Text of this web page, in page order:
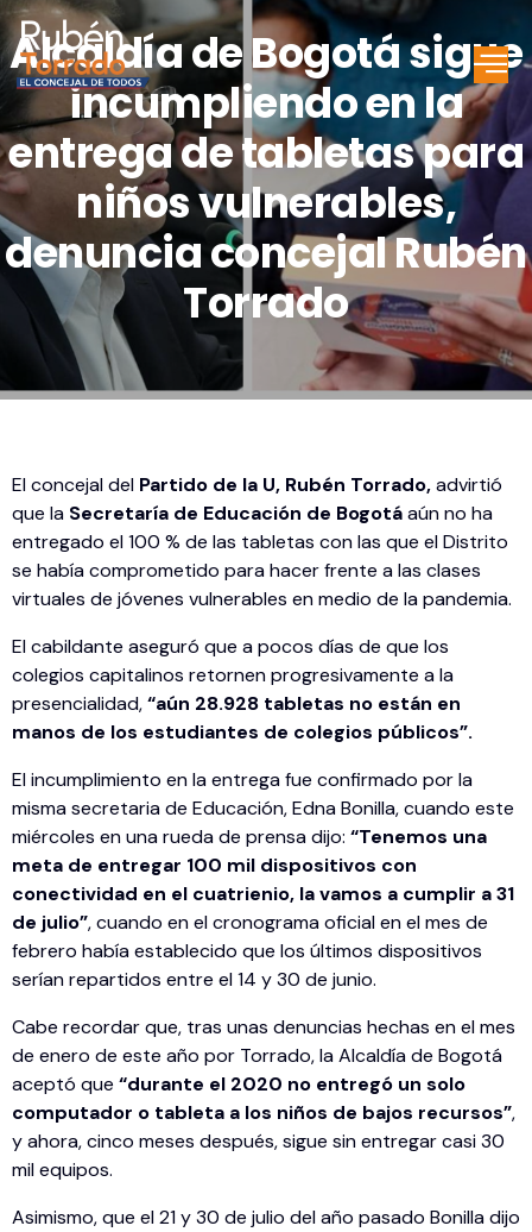
Alcaldía de Bogotá sigue
incumpliendo en la
entrega de tabletas para
niños vulnerables,
denuncia concejal Rubén
Torrado
El concejal del Partido de la U, Rubén Torrado,advirtió
que la Secretaría de Educación de Bogotáaún no ha
entregado el 100 % de las tabletas con las que el Distrito
se había comprometido para hacer frente a las clases
virtuales de jóvenes vulnerables en medio de la pandemia.
El cabildante aseguró que a pocos días de que los
colegios capitalinos retornen progresivamente a la
presencialidad,“aún 28.928 tabletas no están en
manos de los estudiantes de colegios públicos”.
El incumplimiento en la entrega fue confirmado por la
misma secretaria de Educación, Edna Bonilla, cuando este
miércoles en una rueda de prensa dijo: “Tenemos una
meta de entregar 100 mil dispositivos con
conectividad en el cuatrienio, la vamos a cumplir a 31
de julio”, cuando en el cronograma oficial en el mes de
febrero había establecido que los últimos dispositivos
serían repartidos entre el 14 y 30 de junio.
Cabe recordar que, tras unas denuncias hechas en el mes
de enero de este año por Torrado, la Alcaldía de Bogotá
aceptó que “durante el 2020 no entregó un solo
computador o tableta a los niños de bajos recursos”,
y ahora, cinco meses después, sigue sin entregar casi 30
mil equipos.
Asimismo, que el 21 y 30 de julio del año pasado Bonilla dijo